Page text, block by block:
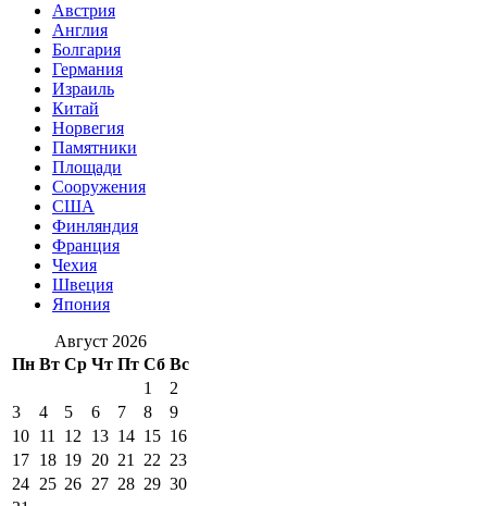
Австрия
Англия
Болгария
Германия
Израиль
Китай
Норвегия
Памятники
Площади
Сооружения
США
Финляндия
Франция
Чехия
Швеция
Япония
Август 2026
Пн Вт Ср Чт Пт Сб Вс
1
2
3
4 5 6 7 8
9
10 11 12 13 14 15 16
17 18 19 20 21 22 23
24 25 26 27 28 29 30